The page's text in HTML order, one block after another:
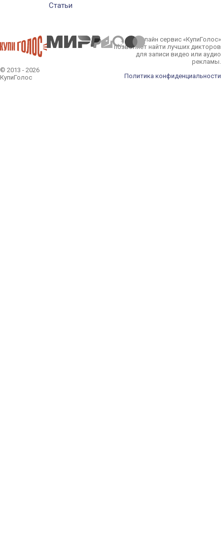
Статьи
© 2013 - 2026
КупиГолос
Онлайн сервис «КупиГолос»
позволяет найти лучших дикторов
для записи видео или аудио
рекламы.
Политика конфиденциальности